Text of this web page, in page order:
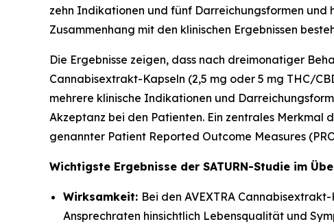
zehn Indikationen und fünf Darreichungsformen
Zusammenhang mit den klinischen Ergebnissen
Die Ergebnisse zeigen, dass nach dreimonatiger
Cannabisextrakt-Kapseln (2,5 mg oder 5 mg THC/
mehrere klinische Indikationen und
Akzeptanz bei den Patienten. Ein zentrales
genannter Patient Reported Outcome Measures
Wichtigste Ergebnisse der SATURN-Studie im
Wirksamkeit: Bei den AVEXTRA
Ansprechraten hinsichtlich Lebensqualität und